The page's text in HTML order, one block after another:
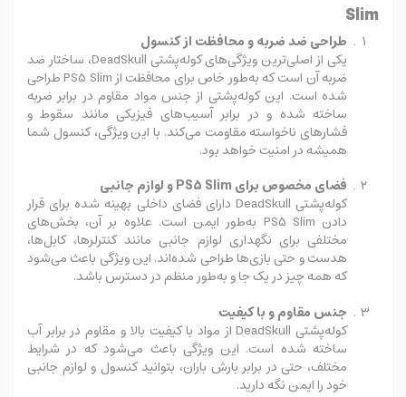
Slim
طراحی ضد ضربه و محافظت از کنسول
یکی از اصلی‌ترین ویژگی‌های کوله‌پشتی DeadSkull، ساختار ضد
ضربه آن است که به‌طور خاص برای محافظت از PS5 Slim طراحی
شده است. این کوله‌پشتی از جنس مواد مقاوم در برابر ضربه
ساخته شده و در برابر آسیب‌های فیزیکی مانند سقوط و
فشارهای ناخواسته مقاومت می‌کند. با این ویژگی، کنسول شما
همیشه در امنیت خواهد بود.
فضای مخصوص برای PS5 Slim و لوازم جانبی
کوله‌پشتی DeadSkull دارای فضای داخلی بهینه شده برای قرار
دادن PS5 Slim به‌طور ایمن است. علاوه بر آن، بخش‌های
مختلفی برای نگهداری لوازم جانبی مانند کنترلرها، کابل‌ها،
هدست و حتی بازی‌ها طراحی شده‌اند. این ویژگی باعث می‌شود
که همه چیز در یک جا و به‌طور منظم در دسترس باشد.
جنس مقاوم و با کیفیت
کوله‌پشتی DeadSkull از مواد با کیفیت بالا و مقاوم در برابر آب
ساخته شده است. این ویژگی باعث می‌شود که در شرایط
مختلف، حتی در برابر بارش باران، بتوانید کنسول و لوازم جانبی
خود را ایمن نگه دارید.